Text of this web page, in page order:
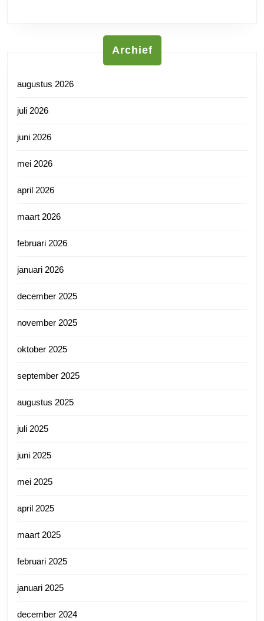
Archief
augustus 2026
juli 2026
juni 2026
mei 2026
april 2026
maart 2026
februari 2026
januari 2026
december 2025
november 2025
oktober 2025
september 2025
augustus 2025
juli 2025
juni 2025
mei 2025
april 2025
maart 2025
februari 2025
januari 2025
december 2024